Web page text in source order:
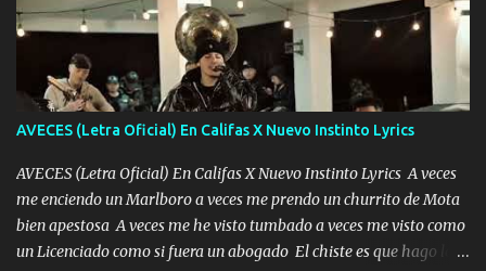
para dar ya estando en tu ciudad no habrá quien lo detenga si las
copas van de más vayamos a un lugar y cerremos las puertas
Entre alcohol y besos se va incrementado el Fuego en esa
habitación ya no mires más el reloj Única por donde vas me curas
tú mi mal moviendo tu silueta no hay otra que te sea igual te ves
tan especial por eso es que me tientas Aquí estoy no dejaré que se
te acerque nadie porque solo yo tendre el candado 🔒 del a...
AVECES (Letra Oficial) En Califas X Nuevo Instinto Lyrics
AVECES (Letra Oficial) En Califas X Nuevo Instinto Lyrics A veces
me enciendo un Marlboro a veces me prendo un churrito de Mota
bien apestosa A veces me he visto tumbado a veces me visto como
un Licenciado como si fuera un abogado El chiste es que hago lo